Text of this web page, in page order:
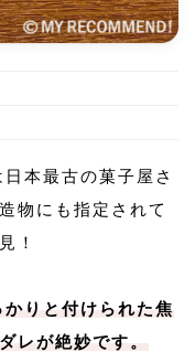
本最古の菓子屋さ
物にも指定されて
！
かりと付けられた焦
レが絶妙です。